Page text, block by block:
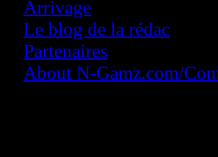
Arrivage
Le blog de la rédac
Partenaires
About N-Gamz.com/